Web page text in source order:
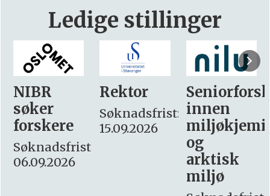
Ledige stillinger
Rektor
Søknadsfrist:
15.09.2026
Seniorforsker
innen
miljøkjemi
søker
– fast
Søknadsfrist:
16. august.